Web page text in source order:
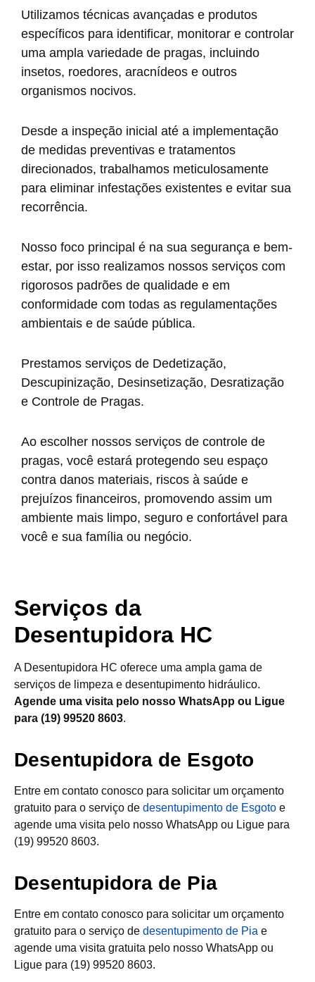
Utilizamos técnicas avançadas e produtos
específicos para identificar, monitorar e controlar
uma ampla variedade de pragas, incluindo
insetos, roedores, aracnídeos e outros
organismos nocivos.
Desde a inspeção inicial até a implementação
de medidas preventivas e tratamentos
direcionados, trabalhamos meticulosamente
para eliminar infestações existentes e evitar sua
recorrência.
Nosso foco principal é na sua segurança e bem-
estar, por isso realizamos nossos serviços com
rigorosos padrões de qualidade e em
conformidade com todas as regulamentações
ambientais e de saúde pública.
Prestamos serviços de Dedetização,
Descupinização, Desinsetização, Desratização
e Controle de Pragas.
Ao escolher nossos serviços de controle de
pragas, você estará protegendo seu espaço
contra danos materiais, riscos à saúde e
prejuízos financeiros, promovendo assim um
ambiente mais limpo, seguro e confortável para
você e sua família ou negócio.
Serviços da
Desentupidora HC
A Desentupidora HC oferece uma ampla gama de
serviços de limpeza e desentupimento hidráulico.
Agende uma visita pelo nosso WhatsApp ou Ligue
para (19) 99520 8603.
Desentupidora de Esgoto
Entre em contato conosco para solicitar um orçamento
gratuito para o serviço de desentupimento de Esgoto e
agende uma visita pelo nosso WhatsApp ou Ligue para
(19) 99520 8603.
Desentupidora de Pia
Entre em contato conosco para solicitar um orçamento
gratuito para o serviço de desentupimento de Pia e
agende uma visita gratuita pelo nosso WhatsApp ou
Ligue para (19) 99520 8603.